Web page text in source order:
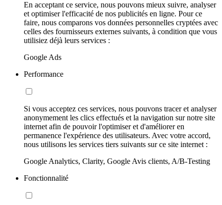
En acceptant ce service, nous pouvons mieux suivre, analyser
et optimiser l'efficacité de nos publicités en ligne. Pour ce
faire, nous comparons vos données personnelles cryptées avec
celles des fournisseurs externes suivants, à condition que vous
utilisiez déjà leurs services :
Google Ads
Performance
Si vous acceptez ces services, nous pouvons tracer et analyser
anonymement les clics effectués et la navigation sur notre site
internet afin de pouvoir l'optimiser et d'améliorer en
permanence l'expérience des utilisateurs. Avec votre accord,
nous utilisons les services tiers suivants sur ce site internet :
Google Analytics, Clarity, Google Avis clients, A/B-Testing
Fonctionnalité